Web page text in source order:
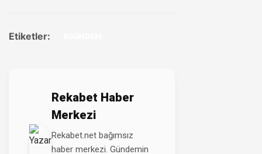
Etiketler:
Rekabet Haber
Merkezi
Rekabet.net bağımsız
haber merkezi. Gündemin